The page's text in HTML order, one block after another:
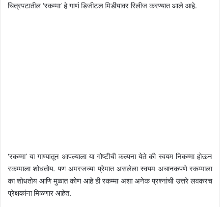
चित्रपटातील ‘रकम्मा’ हे गाणं डिजीटल मिडीयावर रिलीज करण्यात आले आहे.
‘रकम्मा’ या गाण्यातून आपल्याला या गोष्टीची कल्पना येते की स्वयम निकम्मा होऊन
रकम्माला शोधतोय. पण अमरजच्या प्रेमात असलेला स्वयम अचानकपणे रकम्माला
का शोधतोय आणि मुळात कोण आहे ही रकम्मा अशा अनेक प्रश्नांची उत्तरे लवकरच
प्रेक्षकांना मिळणार आहेत.